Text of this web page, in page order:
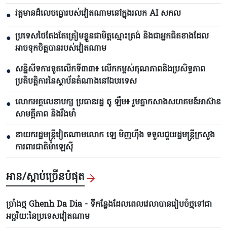
● វត្តមានដ៏លេចធ្លោរបស់វៀតណាមនៅក្នុងរលក AI សកល
● ប្រទេសថៃតែងតែត្រៀមខ្លួនជាមិត្តស្មោះត្រង់ និងជាអ្នកជិតខាងដែល
អាចទុកចិត្តបានរបស់វៀតណាម
● សន្និសីទការទូតលើកទី៣៣៖ លើក​កម្ពស់គុណភាពនិងប្រសិទ្ធភាព
ប្រតិបត្តិការ​នៃស្ថាប័ន​​តំណាងនៅឯ​បរទេស​
● លោក​អគ្គលេខាបក្ស ប្រធានរដ្ឋ តូ ឡឹម៖ រួមគ្នាកសាងសហគមន៍អាស៊ាន
សាមគ្គីភាព និងរឹងមាំ
● នាយករដ្ឋមន្ត្រីវៀតណាមលោក ឡេ មិញហ៊ឹង ទទួលជួបរដ្ឋមន្ត្រីក្រសួង
ការពារជាតិម៉ាឡេស៊ី
អាន/ស្តាប់ច្រើនបំផុត
ច្រាំងថ្ម Ghenh Da Dia - ទីកន្លែងដែលពេលវេលាបានរៀបចំថ្មទៅជា
អច្ឆរិយៈនៃប្រទេសវៀតណាម